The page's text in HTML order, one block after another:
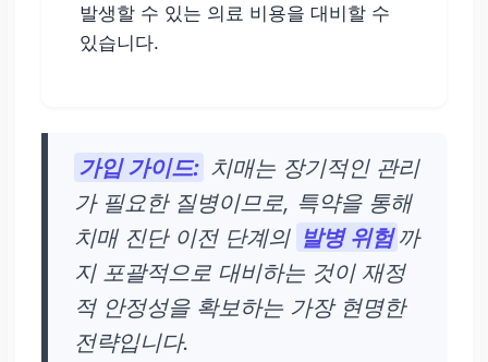
발생할 수 있는 의료 비용을 대비할 수
있습니다.
가입 가이드: 치매는 장기적인 관리
가 필요한 질병이므로, 특약을 통해
치매 진단 이전 단계의 발병 위험 까
지 포괄적으로 대비하는 것이 재정
적 안정성을 확보하는 가장 현명한
전략입니다.